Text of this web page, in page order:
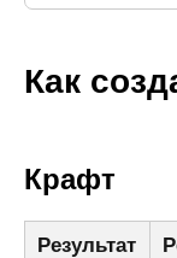
Как
Крафт
Результат